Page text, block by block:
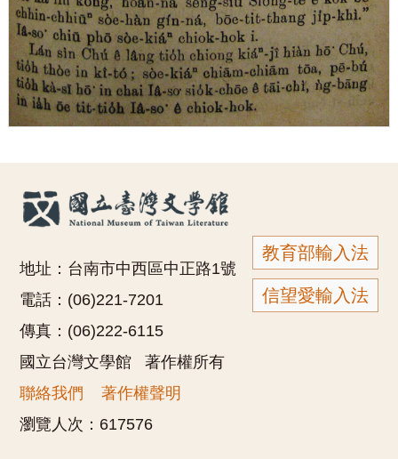
教育部輸入法
信望愛輸入法
地址：台南市中西區中正路1號
電話：(06)221-7201
傳真：(06)222-6115
國立台灣文學館 著作權所有
聯絡我們
著作權聲明
瀏覽人次： 617576